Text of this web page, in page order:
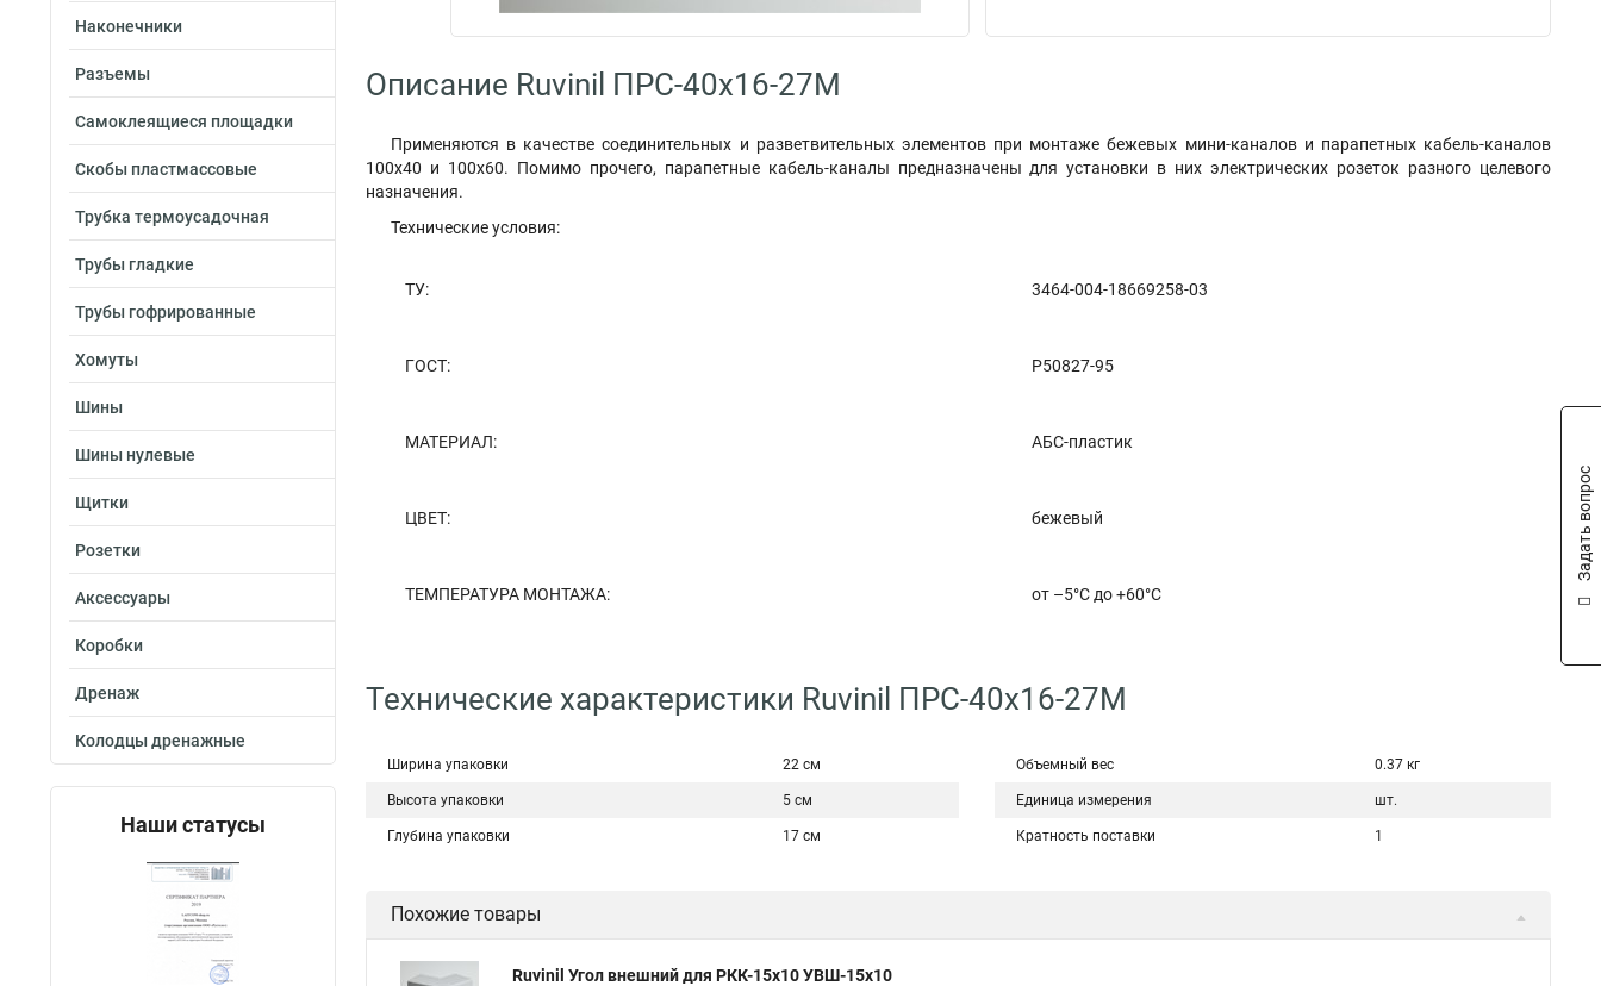
Наконечники
Разъемы
Самоклеящиеся площадки
Скобы пластмассовые
Трубка термоусадочная
Трубы гладкие
Трубы гофрированные
Хомуты
Шины
Шины нулевые
Щитки
Розетки
Аксессуары
Коробки
Дренаж
Колодцы дренажные
Наши статусы
Описание Ruvinil ПРС-40х16-27М
Применяются в качестве соединительных и разветвительных элементов при монтаже бежевых мини-каналов и парапетных кабель-каналов
100х40 и 100х60. Помимо прочего, парапетные кабель-каналы предназначены для установки в них электрических розеток разного целевого
назначения.
Технические условия:
ТУ: 3464-004-18669258-03
ГОСТ: Р50827-95
МАТЕРИАЛ: АБС-пластик
ЦВЕТ: бежевый
ТЕМПЕРАТУРА МОНТАЖА: от –5°С до +60°С
Технические характеристики Ruvinil ПРС-40х16-27М
Ширина упаковки 22 см
Высота упаковки 5 см
Глубина упаковки 17 см
Объемный вес 0.37 кг
Единица измерения шт.
Кратность поставки 1
Похожие товары
Ruvinil Угол внешний для РКК-15х10 УВШ-15х10
Задать вопрос